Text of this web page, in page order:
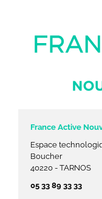
France Active
Espace
Boucher
40220 - TARNOS
05 33 89 33 33